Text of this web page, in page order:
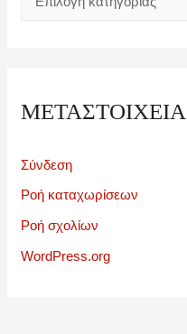
t
y
e
ΜΕΤΑΣΤΟΙΧΕΊΑ
Σύνδεση
Ροή καταχωρίσεων
Ροή σχολίων
WordPress.org